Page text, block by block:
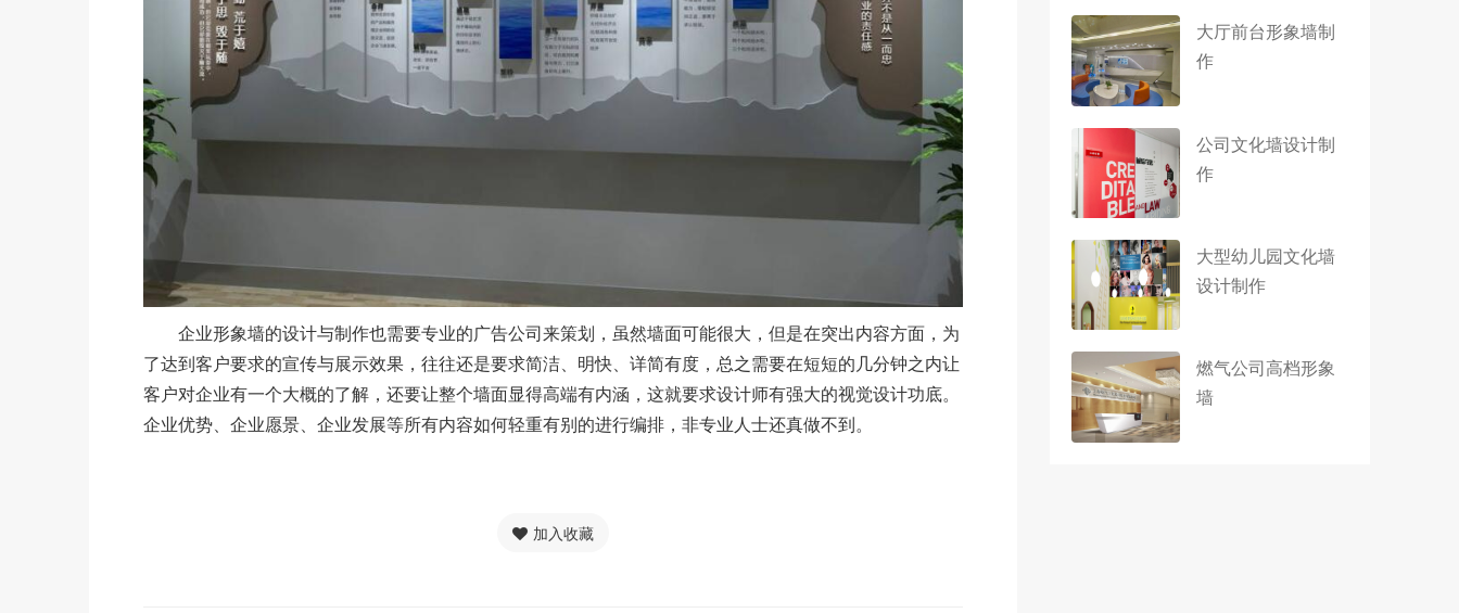
企业形象墙的设计与制作也需要专业的广告公司来策划，虽然墙面可能很大，但是在突出内容方面，为
了达到客户要求的宣传与展示效果，往往还是要求简洁、明快、详简有度，总之需要在短短的几分钟之内让
客户对企业有一个大概的了解，还要让整个墙面显得高端有内涵，这就要求设计师有强大的视觉设计功底。
企业优势、企业愿景、企业发展等所有内容如何轻重有别的进行编排，非专业人士还真做不到。
加入收藏
大厅前台形象墙制
作
公司文化墙设计制
作
大型幼儿园文化墙
设计制作
燃气公司高档形象
墙